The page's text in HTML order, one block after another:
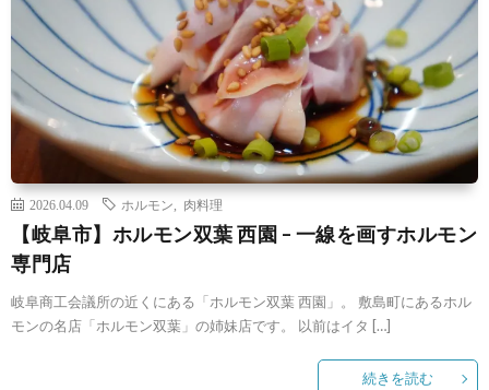
2026.04.09 ホルモン 肉料理
【岐阜市】ホルモン双葉 西園 – 一線を画すホルモン
専門店
岐阜商工会議所の近くにある「ホルモン双葉 西園」。 敷島町にあるホル
モンの名店「ホルモン双葉」の姉妹店です。 以前はイタ […]
続きを読む